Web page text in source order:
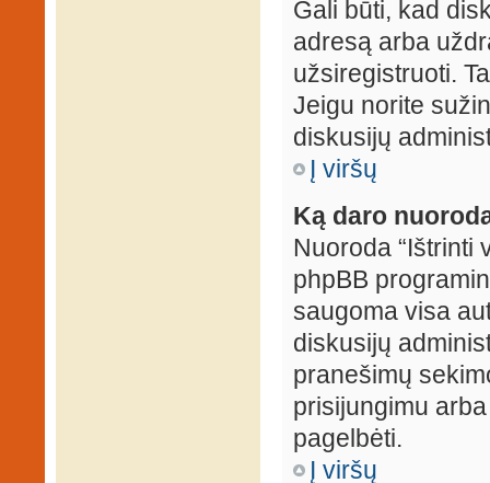
Gali būti, kad
adresą arba
užsiregistruoti.
Jeigu norite
diskusijų
Į viršų
Ką daro
Nuoroda “Ištrinti
phpBB
saugoma visa
diskusijų
pranešimų
prisijungimu
pagelbėti.
Į viršų